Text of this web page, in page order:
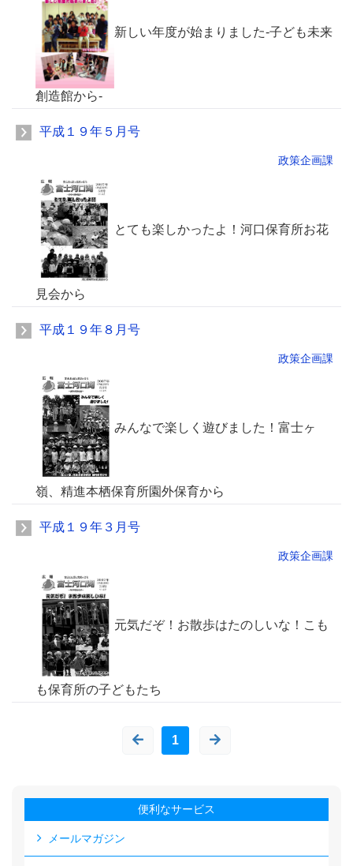
新しい年度が始まりました-子ども未来
創造館から-
平成１９年５月号
政策企画課
とても楽しかったよ！河口保育所お花
見会から
平成１９年８月号
政策企画課
みんなで楽しく遊びました！富士ヶ
嶺、精進本栖保育所園外保育から
平成１９年３月号
政策企画課
元気だぞ！お散歩はたのしいな！こも
も保育所の子どもたち
1
便利なサービス
メールマガジン